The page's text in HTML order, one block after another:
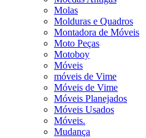
Molas
Molduras e Quadros
Montadora de Móveis
Moto Peças
Motoboy
Móveis
móveis de Vime
Móveis de Vime
Móveis Planejados
Móveis Usados
Móveis.
Mudança